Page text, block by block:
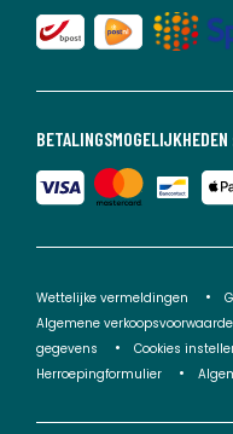
BETALINGSMOGELIJKHEDEN
Wettelijke vermeldingen
Algemene
gegevens
Cookies
Herroepingformulier